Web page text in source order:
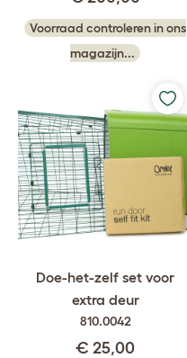
Voorraad controleren in ons
magazijn...
Doe-het-zelf set voor
extra deur
810.0042
€ 25,00